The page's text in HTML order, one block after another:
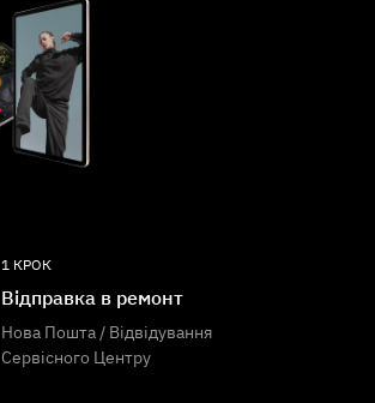
1 КРОК
Відправка в ремонт
Нова Пошта / Відвідування
Сервісного Центру